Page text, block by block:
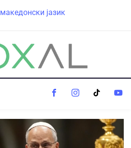
македонски јазик